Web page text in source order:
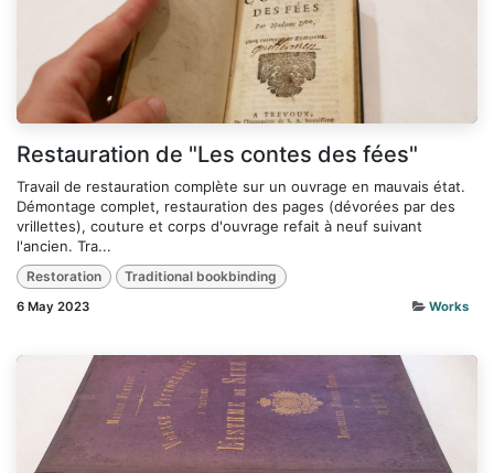
Restauration de "Les contes des fées"
Travail de restauration complète sur un ouvrage en mauvais état.
Démontage complet, restauration des pages (dévorées par des
vrillettes), couture et corps d'ouvrage refait à neuf suivant
l'ancien. Tra...
Restoration Traditional bookbinding
6 May 2023 Works